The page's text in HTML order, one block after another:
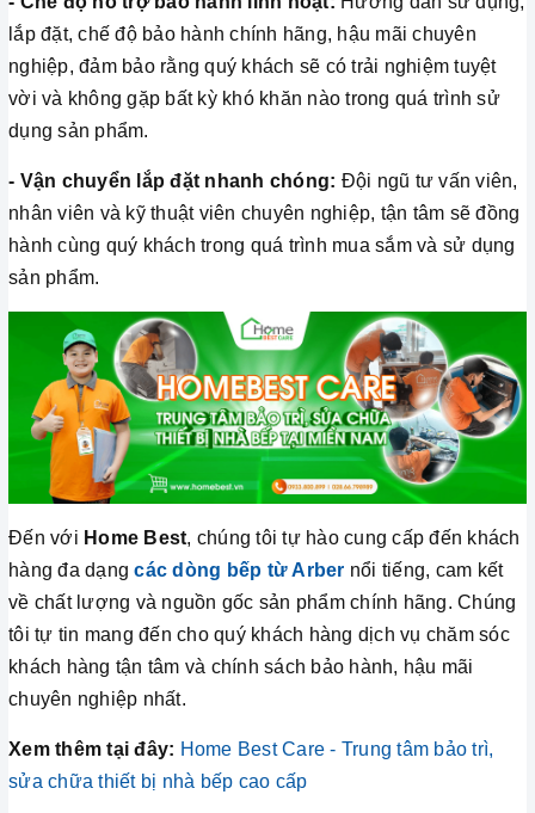
lắp đặt, chế độ bảo hành chính hãng, hậu mãi chuyên
nghiệp, đảm bảo rằng quý khách sẽ có trải nghiệm tuyệt
vời và không gặp bất kỳ khó khăn nào trong quá trình sử
dụng sản phẩm.
- Vận chuyển lắp đặt nhanh chóng: Đội ngũ tư vấn viên,
nhân viên và kỹ thuật viên chuyên nghiệp, tận tâm sẽ đồng
hành cùng quý khách trong quá trình mua sắm và sử dụng
sản phẩm.
Đến với Home Best, chúng tôi tự hào cung cấp đến khách
hàng đa dạngcác dòng bếp từArber nổi tiếng, cam kết
về chất lượng và nguồn gốc sản phẩm chính hãng. Chúng
tôi tự tin mang đến cho quý khách hàng dịch vụ chăm sóc
khách hàng tận tâm và chính sách bảo hành, hậu mãi
chuyên nghiệp nhất.
Xem thêm tại đây: Home Best Care - Trung tâm bảo trì,
sửa chữa thiết bị nhà bếp cao cấp